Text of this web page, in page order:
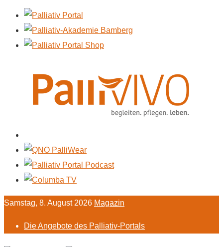
Samstag, 8. August 2026 Magazin
Die Angebote des Palliativ-Portals